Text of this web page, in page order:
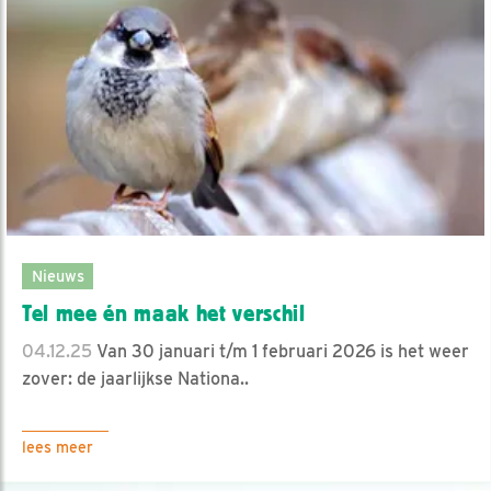
Nieuws
Tel mee én maak het verschil
04.12.25 Van 30 januari t/m 1 februari 2026 is het weer
zover: de jaarlijkse Nationa..
lees meer